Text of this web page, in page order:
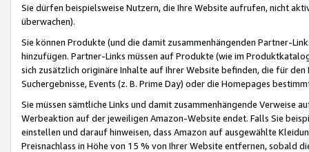
Sie dürfen beispielsweise Nutzern, die Ihre Website aufrufen, nicht
überwachen).
Sie können Produkte (und die damit zusammenhängenden Partner-
hinzufügen. Partner-Links müssen auf Produkte (wie im
sich zusätzlich originäre Inhalte auf Ihrer Website befinden, die für
Suchergebnisse, Events (z. B. Prime Day) oder die Homepages
Sie müssen sämtliche Links und damit zusammenhängende
Werbeaktion auf der jeweiligen Amazon-Website endet. Falls Sie
einstellen und darauf hinweisen, dass Amazon auf ausgewählte
Preisnachlass in Höhe von 15 % von Ihrer Website entfernen, sobald